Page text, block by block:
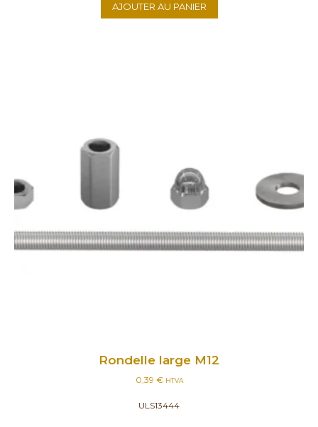
AJOUTER AU PANIER
Rondelle large M12
0,39 € HTVA
ULS13444